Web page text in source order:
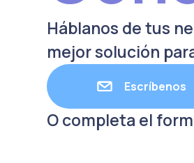
Háblanos de tus
mejor solución
Escríbenos
O completa el